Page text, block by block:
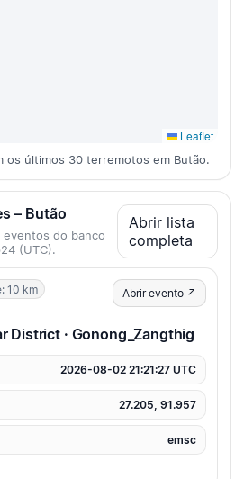
Leaflet
os últimos 30 terremotos em Butão.
– Butão
do banco
(UTC).
Abrir lista
completa
10 km Abrir evento ↗
District · Gonong_Zangthig
2026-08-02 21:21:27 UTC
27.205, 91.957
emsc